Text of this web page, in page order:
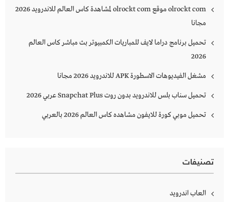
olrockt com موقع olrockt com لمشاهدة كاس العالم للاندرويد 2026
مجانا
تحميل برنامج دراما لايف للمباريات الكمبيوتر بث مباشر كاس العالم
2026
مشغل الفيديوهات الاسطورة APK للاندرويد 2026 مجانا
تحميل سناب بلس للاندرويد بدون روت Snapchat Plus‏ عربي 2026
تحميل موبي كورة للايفون مشاهده كاس العالم 2026 بالعربي
تصنيفات
العاب اندرويد